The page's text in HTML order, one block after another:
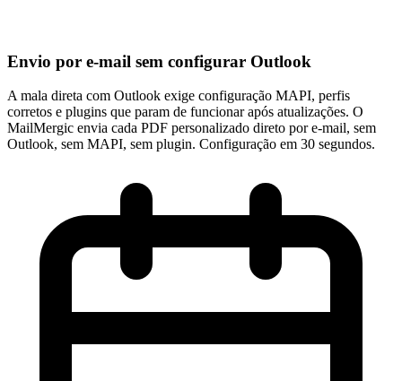
Envio por e-mail sem configurar Outlook
A mala direta com Outlook exige configuração MAPI, perfis
corretos e plugins que param de funcionar após atualizações. O
MailMergic envia cada PDF personalizado direto por e-mail, sem
Outlook, sem MAPI, sem plugin. Configuração em 30 segundos.